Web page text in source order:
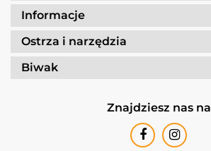
Informacje
Ostrza i narzędzia
Biwak
Znajdziesz nas na